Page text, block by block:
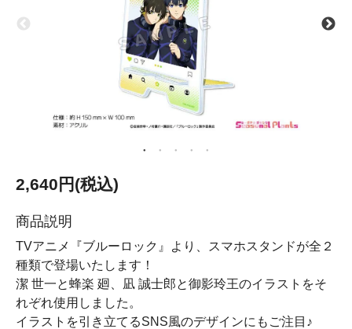
2,640円(税込)
商品説明
TVアニメ『ブルーロック』より、スマホスタンドが全２
種類で登場いたします！
潔 世一と蜂楽 廻、凪 誠士郎と御影玲王のイラストをそ
れぞれ使用しました。
イラストを引き立てるSNS風のデザインにもご注目♪